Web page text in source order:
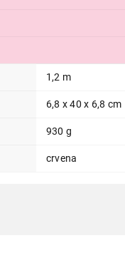
1,2 m
6,8 x 40 x 6,8 cm
930 g
crvena